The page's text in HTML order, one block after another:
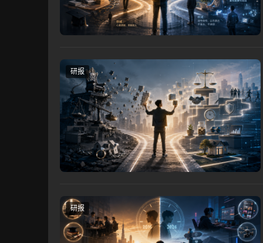
研报
研报